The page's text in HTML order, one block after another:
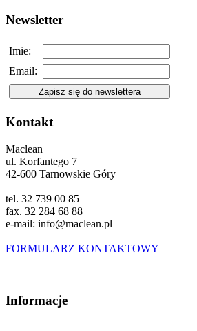
Newsletter
Imie:
Email:
Kontakt
Maclean
ul. Korfantego 7
42-600 Tarnowskie Góry
tel. 32 739 00 85
fax. 32 284 68 88
e-mail: info@maclean.pl
FORMULARZ KONTAKTOWY
Informacje